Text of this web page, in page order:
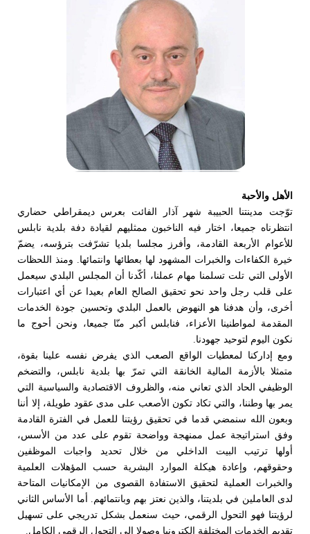
الأهل والأحبة
توّجت مدينتنا الحبيبة شهر آذار الفائت بعرس ديمقراطي حضاري
انتظرناه جميعا، اختار فيه الناخبون ممثليهم لقيادة دفة بلدية نابلس
للأعوام الأربعة القادمة، وأفرز مجلسا بلديا تشرّفت بترؤسه، يضمّ
خيرة الكفاءات والخبرات المشهود لها بعطائها وانتمائها. ومنذ اللحظات
الأولى التي تلت تسلمنا مهام عملنا، أكّدنا أن المجلس البلدي سيعمل
على قلب رجل واحد نحو تحقيق الصالح العام بعيدا عن أي اعتبارات
أخرى، وأن هدفنا هو النهوض بالعمل البلدي وتحسين جودة الخدمات
المقدمة لمواطنينا الأعزاء، فنابلس أكبر منّا جميعا، ونحن أحوج ما
نكون اليوم لتوحيد جهودنا.
ومع إداركنا لمعطيات الواقع الصعب الذي يفرض نفسه علينا بقوة،
متمثلا بالأزمة المالية الخانقة التي تمرّ بها بلدية نابلس، والتضخم
الوظيفي الحاد الذي تعاني منه، والظروف الاقتصادية والسياسية التي
يمر بها وطننا، والتي تكاد تكون الأصعب على مدى عقود طويلة، إلا أننا
وبعون الله سنمضي قدما في تحقيق رؤيتنا للعمل في الفترة القادمة
وفق استراتيجة عمل ممنهجة وواضحة تقوم على عدد من الأسس،
أولها ترتيب البيت الداخلي من خلال تحديد واجبات الموظفين
وحقوقهم، وإعادة هيكلة الموارد البشرية حسب المؤهلات العلمية
والخبرات العملية لتحقيق الاستفادة القصوى من الإمكانيات المتاحة
لدى العاملين في بلديتنا، والذين نعتز بهم وبانتمائهم. أما الأساس الثاني
لرؤيتنا فهو التحول الرقمي، حيث سنعمل بشكل تدريجي على تسهيل
تقديم الخدمات المختلفة إلكترونيا وصولا إلى التحول الرقمي الكامل.